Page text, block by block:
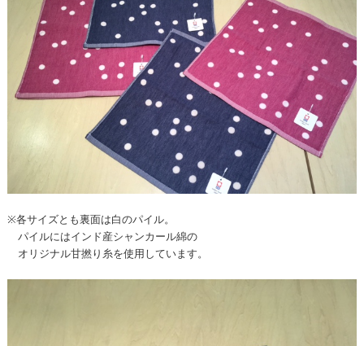
※各サイズとも裏面は白のパイル。
パイルにはインド産シャンカール綿の
オリジナル甘撚り糸を使用しています。